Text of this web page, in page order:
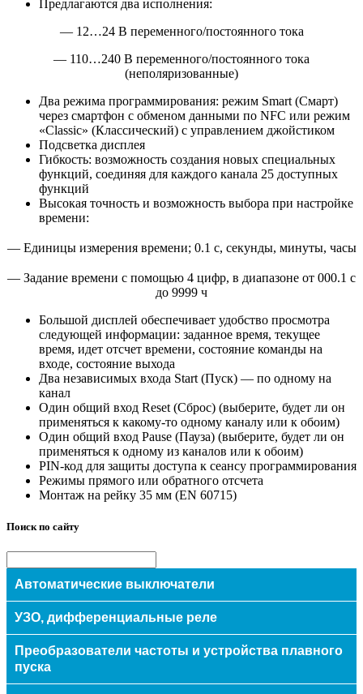
Предлагаются два исполнения:
— 12…24 В переменного/постоянного тока
— 110…240 В переменного/постоянного тока
(неполяризованные)
Два режима программирования: режим Smart (Смарт)
через смартфон с обменом данными по NFC или режим
«Classic» (Классический) с управлением джойстиком
Подсветка дисплея
Гибкость: возможность создания новых специальных
функций, соединяя для каждого канала 25 доступных
функций
Высокая точность и возможность выбора при настройке
времени:
— Единицы измерения времени; 0.1 с, секунды, минуты, часы
— Задание времени с помощью 4 цифр, в диапазоне от 000.1 с
до 9999 ч
Большой дисплей обеспечивает удобство просмотра
следующей информации: заданное время, текущее
время, идет отсчет времени, состояние команды на
входе, состояние выхода
Два независимых входа Start (Пуск) — по одному на
канал
Один общий вход Reset (Сброс) (выберите, будет ли он
применяться к какому-то одному каналу или к обоим)
Один общий вход Pause (Пауза) (выберите, будет ли он
применяться к одному из каналов или к обоим)
PIN-код для защиты доступа к сеансу программирования
Режимы прямого или обратного отсчета
Монтаж на рейку 35 мм (EN 60715)
Поиск по сайту
Автоматические выключатели
Модульные
Eaton/Moeller (Германия)
ETI (Словения)
Силовые
УЗО, дифференциальные реле
Авт.выключатели защиты двигателей
УЗО
Преобразователи частоты и устройства плавного
пуска